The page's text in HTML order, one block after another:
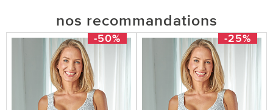
nos recommandations
-50% -25%